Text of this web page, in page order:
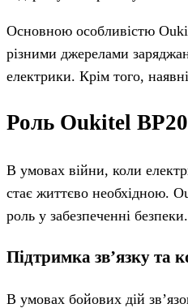
Основною особливістю
різними джерелами
електрики. Крім того,
Роль Oukitel
В умовах війни, коли
стає життєво необхідною.
роль у забезпеченні безпеки.
Підтримка зв’язку та
В умовах бойових дій